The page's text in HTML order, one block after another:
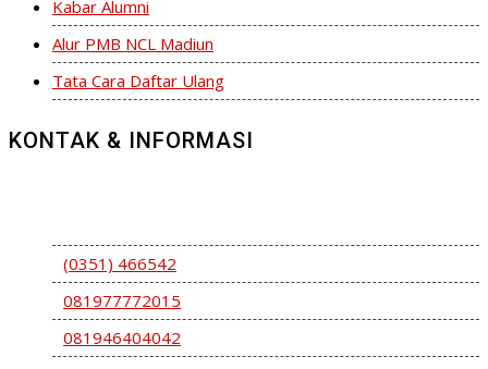
Kabar Alumni
Alur PMB NCL Madiun
Tata Cara Daftar Ulang
KONTAK & INFORMASI
(0351) 466542
081977772015
081946404042